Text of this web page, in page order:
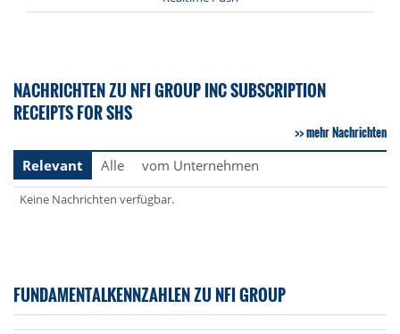
NACHRICHTEN ZU NFI GROUP INC SUBSCRIPTION
RECEIPTS FOR SHS
mehr Nachrichten
Relevant
Alle vom Unternehmen
Keine Nachrichten verfügbar.
FUNDAMENTALKENNZAHLEN ZU NFI GROUP